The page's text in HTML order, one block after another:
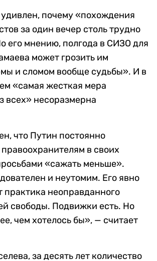
почему «похождения
за один вечер столь трудно
его мнению, полгода в СИЗО для
может грозить им
и сломом вообще судьбы». И в
«самая жесткая мера
всех» несоразмерна
что Путин постоянно
в своих
«сажать меньше».
и неутомим. Его явно
практика неоправданного
свободы. Подвижки есть. Но
чем хотелось бы», — считает
за десять лет количество